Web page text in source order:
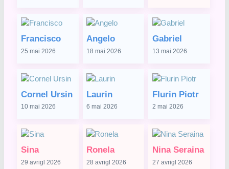
Francisco
25 mai 2026
Angelo
18 mai 2026
Gabriel
13 mai 2026
Cornel Ursin
10 mai 2026
Laurin
6 mai 2026
Flurin Piotr
2 mai 2026
Sina
29 avrigl 2026
Ronela
28 avrigl 2026
Nina Seraina
27 avrigl 2026